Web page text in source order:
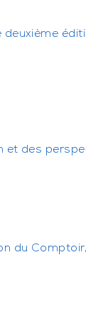
et des
du